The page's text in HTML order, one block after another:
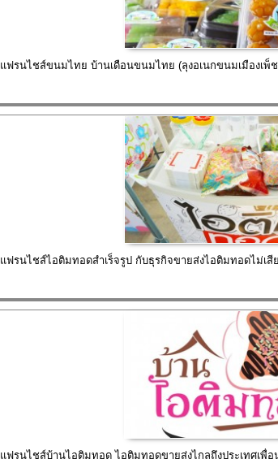
แฟรนไชส์ขนมไทย บ้านเดือนขนมไทย (ลุงอเนกขนมเมืองเพ็
แฟรนไชส์ไอติมทอดสำเร็จรูป กับธุรกิจขายส่งไอติมทอดไม่เ
แฟรนไชส์บ้านไอติมทอด ไอติมทอดขายส่งไกลถึงประเทศเพื่อ